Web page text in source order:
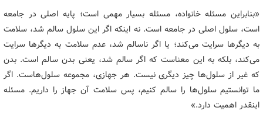
«بنابراین مسئله خانواده، مسئله بسیار مهمی است؛ پایه اصلی در جامعه
است، سلول اصلی در جامعه است. نه اینکه اگر این سلول سالم شد، سلامت
به دیگرها سرایت می‌کند؛ یا اگر ناسالم شد، عدم سلامت به دیگرها سرایت
می‌کند، بلکه به این معناست که اگر سالم شد، یعنی بدن سالم است. بدن
که غیر از سلول‌ها چیز دیگری نیست. هر جهازی، مجموعه سلول‌هاست. اگر
ما توانستیم سلول‌ها را سالم کنیم، پس سلامت آن جهاز را داریم. مسئله
اینقدر اهمیت دارد.»